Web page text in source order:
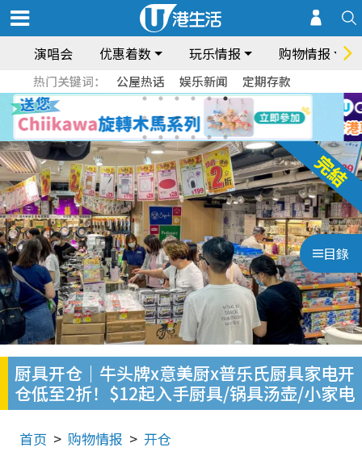
演唱会 优惠着数 玩乐情报 购物情报
热门关键词： 公屋热话 娱乐新闻 定期存款
目錄
厨具开仓｜牛头牌x意美厨x普乐氏厨具家电开
仓低至2折！$12起入手厨具/锅具汤壶/小家电
首页 购物情报 开仓